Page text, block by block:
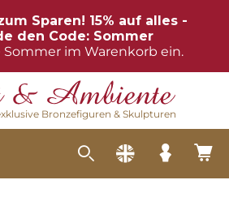
Sparen! 15% auf alles -
den Code: Sommer
Sommer im Warenkorb ein.
Bronzefiguren & Skulpturen